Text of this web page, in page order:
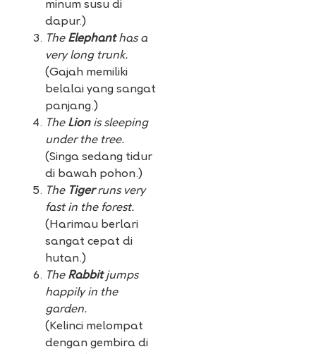
minum susu di
dapur.)
The Elephant has a
very long trunk.
(Gajah memiliki
belalai yang sangat
panjang.)
The Lion is sleeping
under the tree.
(Singa sedang tidur
di bawah pohon.)
The Tiger runs very
fast in the forest.
(Harimau berlari
sangat cepat di
hutan.)
The Rabbit jumps
happily in the
garden.
(Kelinci melompat
dengan gembira di